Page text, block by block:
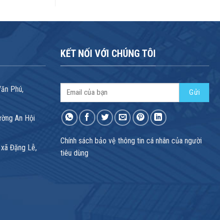
Phú,
An Hội
Đặng Lễ,
KẾT NỐI VỚI CHÚNG TÔI
Chính sách bảo vệ thông tin cá nhân của người
tiêu dùng